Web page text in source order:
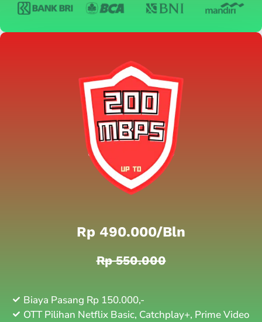
Rp 490.000/bln
Rp 550.000
Biaya Pasang Rp 150.000,-
OTT Pilihan Netflix Basic, Catchplay+, Prime Video